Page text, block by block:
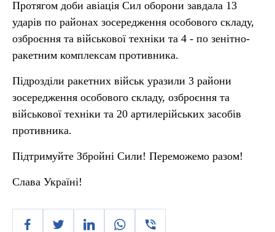
Протягом доби авіація Сил оборони завдала 13
ударів по районах зосередження особового складу,
озброєння та військової техніки та 4 - по зенітно-
ракетним комплексам противника.
Підрозділи ракетних військ уразили 3 райони
зосередження особового складу, озброєння та
військової техніки та 20 артилерійських засобів
противника.
Підтримуйте Збройні Сили! Переможемо разом!
Слава Україні!